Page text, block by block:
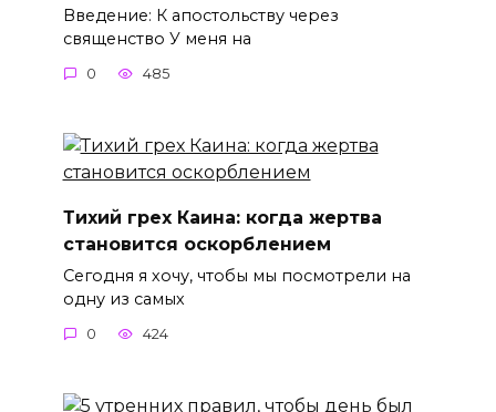
Введение: К апостольству через
священство У меня на
0 485
Тихий грех Каина: когда жертва
становится оскорблением
Сегодня я хочу, чтобы мы посмотрели на
одну из самых
0 424